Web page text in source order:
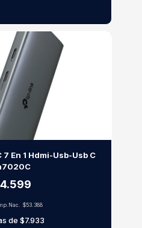
En 1 Hdmi-Usb-Usb C
$53.388
de $7.933